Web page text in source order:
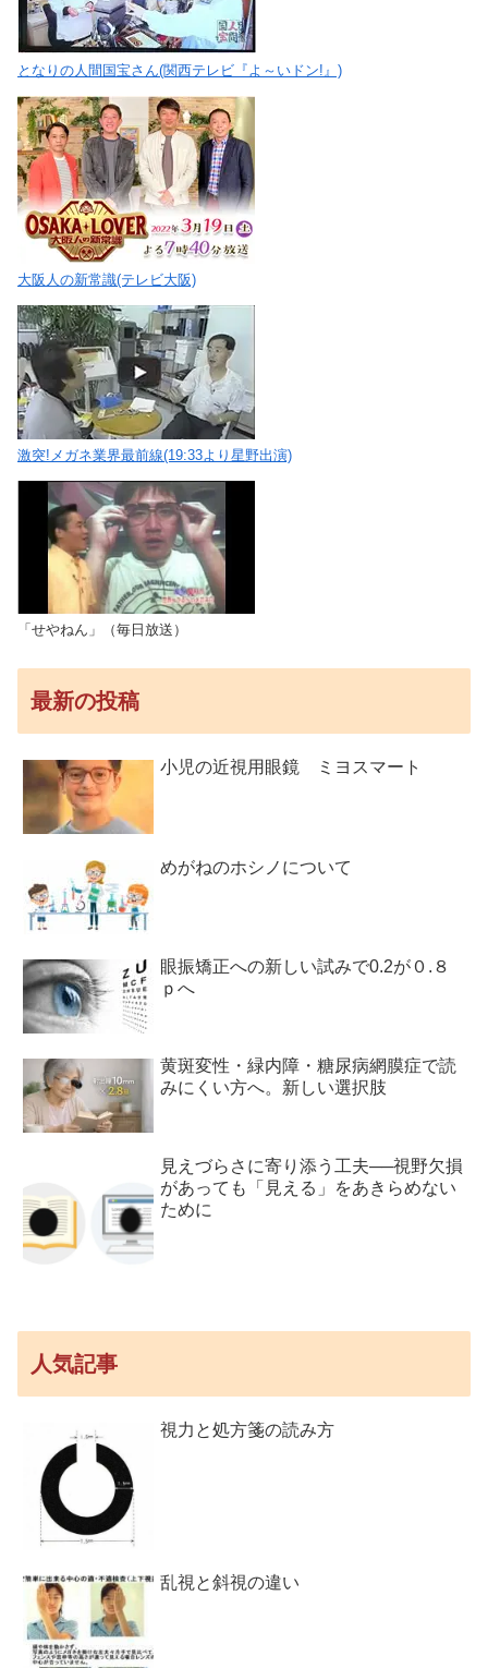
となりの人間国宝さん(関西テレビ『よ～いドン!』)
大阪人の新常識(テレビ大阪)
激突!メガネ業界最前線(19:33より星野出演)
「せやねん」（毎日放送）
最新の投稿
小児の近視用眼鏡 ミヨスマート
めがねのホシノについて
眼振矯正への新しい試みで0.2が０.８
ｐへ
黄斑変性・緑内障・糖尿病網膜症で読
みにくい方へ。新しい選択肢
見えづらさに寄り添う工夫──視野欠損
があっても「見える」をあきらめない
ために
人気記事
視力と処方箋の読み方
乱視と斜視の違い